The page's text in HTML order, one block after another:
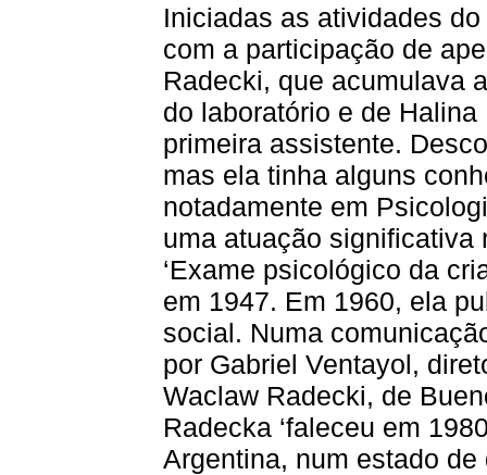
Iniciadas as atividades
com a participação de
Radecki, que acumulava
do laboratório e de
primeira assistente.
mas ela tinha alguns
notadamente em
uma atuação significativa
‘Exame psicológico da
em 1947. Em 1960, ela
social. Numa
por Gabriel Ventayol,
Waclaw Radecki, de
Radecka ‘faleceu em
Argentina, num estado